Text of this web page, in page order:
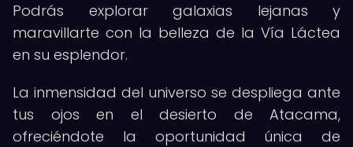
Podrás explorar galaxias lejanas y
maravillarte con la belleza de la Vía Láctea
en su esplendor.
La inmensidad del universo se despliega ante
tus ojos en el desierto de Atacama,
ofreciéndote la oportunidad única de